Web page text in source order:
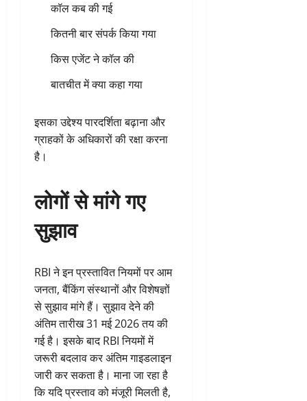
कॉल कब की गई
कितनी बार संपर्क किया गया
किस एजेंट ने कॉल की
बातचीत में क्या कहा गया
इसका उद्देश्य पारदर्शिता बढ़ाना और
ग्राहकों के अधिकारों की रक्षा करना
है।
लोगों से मांगे गए
सुझाव
RBI ने इन प्रस्तावित नियमों पर आम
जनता, बैंकिंग संस्थानों और विशेषज्ञों
से सुझाव मांगे हैं। सुझाव देने की
अंतिम तारीख 31 मई 2026 तय की
गई है। इसके बाद RBI नियमों में
जरूरी बदलाव कर अंतिम गाइडलाइन
जारी कर सकता है। माना जा रहा है
कि यदि प्रस्ताव को मंजूरी मिलती है,